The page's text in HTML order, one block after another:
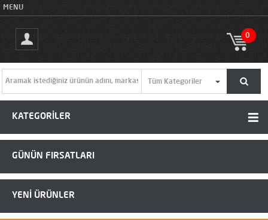
MENU
0
KATEGORİLER
GÜNÜN FIRSATLARI
YENİ ÜRÜNLER